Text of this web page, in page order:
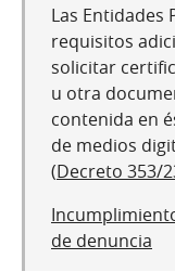
Las Entidades
requisitos
solicitar
u otra
contenida en
de medios
(Decreto 353/
de denuncia